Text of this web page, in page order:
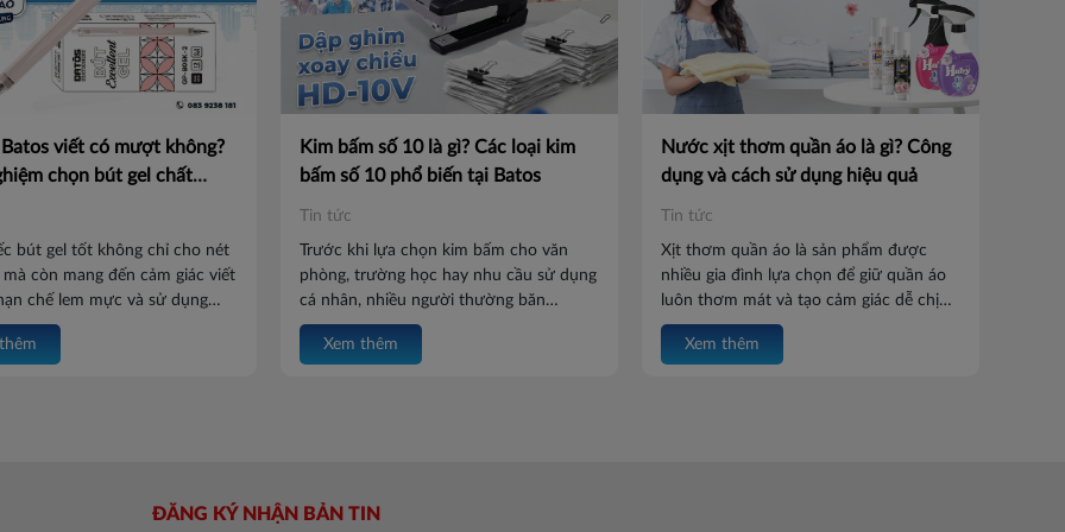
Batos viết có mượt không?
chọn bút gel chất
bút gel tốt không chỉ cho nét
còn mang đến cảm giác viết
chế lem mực và sử dụng
bút gel Batos viết có mượt
Batos khám phá ngay các
Kim bấm số 10 là gì? Các loại kim
bấm số 10 phổ biến tại Batos
Tin tức
Trước khi lựa chọn kim bấm cho văn
phòng, trường học hay nhu cầu sử dụng
cá nhân, nhiều người thường băn
khoăn: Kim bấm số 10 là gì? Có những
loại nào và nên chọn sản phẩm nào phù
Xem thêm
Nước xịt thơm quần áo là gì? Công
dụng và cách sử dụng hiệu quả
Tin tức
Xịt thơm quần áo là sản phẩm được
nhiều gia đình lựa chọn để giữ quần áo
luôn thơm mát và tạo cảm giác dễ chịu
khi sử dụng. Tuy nhiên, để hương thơm
lưu lâu, bảo vệ chất liệu vải và sử dụng
Xem thêm
ĐĂNG KÝ NHẬN BẢN TIN